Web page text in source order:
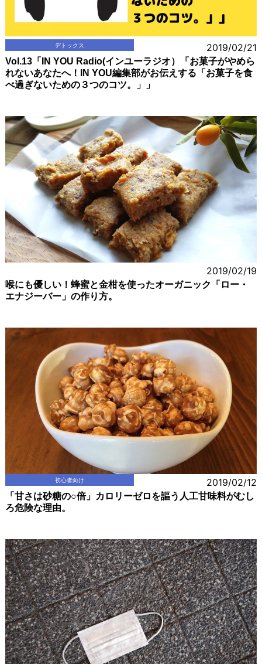
デトックス 2019/02/21
Vol.13「IN YOU Radio(インユーラジオ）「お菓子がやめら
れないあなたへ！IN YOU編集部がお伝えする「お菓子を食
べ過ぎないための３つのコツ。」」
2019/02/19
喉にも優しい！蜂蜜と金柑を使ったオーガニック「ロー・
エナジーバー」の作り方。
初心者向け 2019/02/12
「甘さは砂糖の○倍」カロリーゼロを謳う人工甘味料がむし
ろ危険な理由。